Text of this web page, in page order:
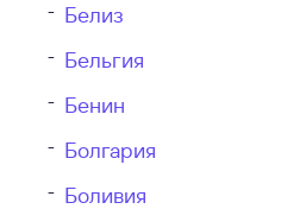
Белиз
Бельгия
Бенин
Болгария
Боливия